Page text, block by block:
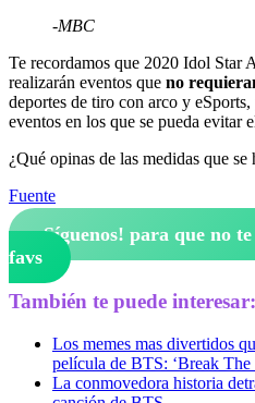
-MBC
Te recordamos que 2020 Idol Star
realizarán eventos que no
deportes de tiro con arco y
eventos en los que se pueda evitar
¿Qué opinas de las medidas que
Fuente
¡Síguenos! para que no
favs
También te puede interesar:
Los memes mas divertidos
película de BTS: ‘Break The
La conmovedora historia